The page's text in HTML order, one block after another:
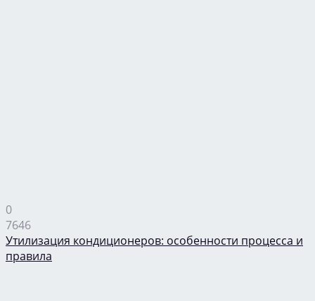
0
7646
Утилизация кондиционеров: особенности процесса и
правила